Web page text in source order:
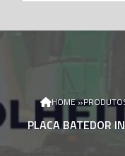
HOME»
PLACA BATEDOR